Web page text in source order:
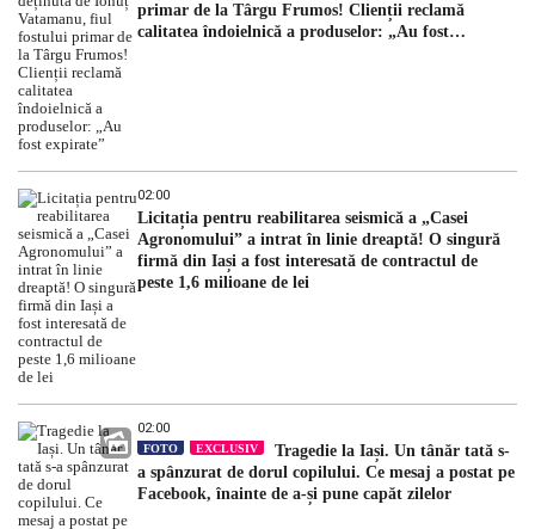
primar de la Târgu Frumos! Clienții reclamă
calitatea îndoielnică a produselor: „Au fost
02:00
Licitația pentru reabilitarea seismică a „Casei
Agronomului” a intrat în linie dreaptă! O singură
firmă din Iași a fost interesată de contractul de
peste 1,6 milioane de lei
02:00
FOTO EXCLUSIV
Tragedie la Iași. Un tânăr tată s-
a spânzurat de dorul copilului. Ce mesaj a postat pe
Facebook, înainte de a-și pune capăt zilelor